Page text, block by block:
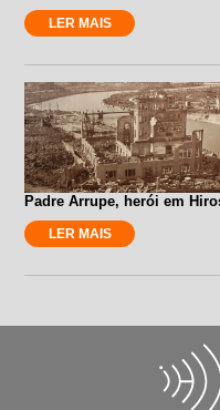
LER MAIS
Padre Arrupe, herói em
LER MAIS